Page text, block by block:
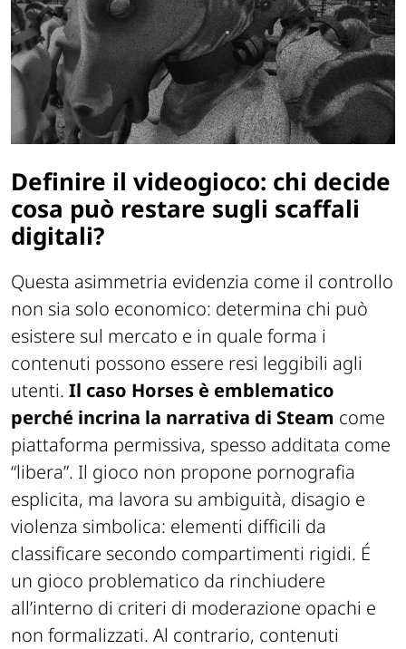
Definire il videogioco: chi decide
cosa può restare sugli scaffali
digitali?
Questa asimmetria evidenzia come il controllo
non sia solo economico: determina chi può
esistere sul mercato e in quale forma i
contenuti possono essere resi leggibili agli
utenti. Il caso Horses è emblematico
perché incrina la narrativa di Steam come
piattaforma permissiva, spesso additata come
“libera”. Il gioco non propone pornografia
esplicita, ma lavora su ambiguità, disagio e
violenza simbolica: elementi difficili da
classificare secondo compartimenti rigidi. É
un gioco problematico da rinchiudere
all’interno di criteri di moderazione opachi e
non formalizzati. Al contrario, contenuti